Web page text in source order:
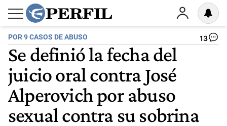
POR 9 CASOS DE ABUSO 13
Se definió la fecha del
juicio oral contra José
Alperovich por abuso
sexual contra su sobrina